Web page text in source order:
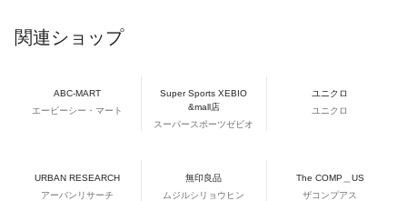
関連ショップ
ABC-MART
エービーシー・マート
Super Sports XEBIO
&mall店
スーパースポーツゼビオ
ユニクロ
ユニクロ
URBAN RESEARCH
アーバンリサーチ
無印良品
ムジルシリョウヒン
The COMP＿US
ザコンプアス